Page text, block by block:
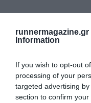
runnermagazine.gr
Information
If you wish to opt-out
processing of your
targeted advertising
section to confirm